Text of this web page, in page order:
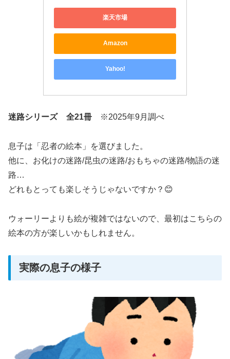
楽天市場
Amazon
Yahoo!
迷路シリーズ 全21冊 ※2025年9月調べ
息子は「忍者の絵本」を選びました。
他に、お化けの迷路/昆虫の迷路/おもちゃの迷路/物語の迷
路…
どれもとっても楽しそうじゃないですか？😊
ウォーリーよりも絵が複雑ではないので、最初はこちらの
絵本の方が楽しいかもしれません。
実際の息子の様子